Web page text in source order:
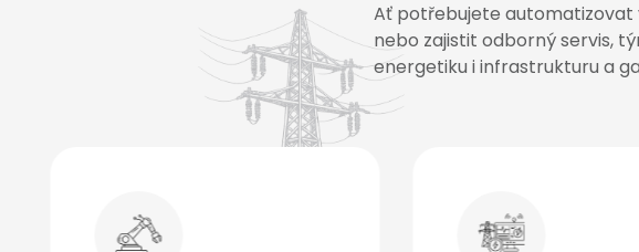
Ať potřebujete
nebo zajistit odborný servis,
energetiku i infrastrukturu a